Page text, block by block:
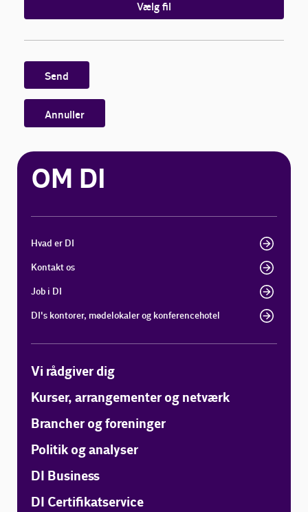
Vælg fil
Send
Annuller
OM DI
Hvad er DI
Kontakt os
Job i DI
DI's kontorer, mødelokaler og konferencehotel
Vi rådgiver dig
Kurser, arrangementer og netværk
Brancher og foreninger
Politik og analyser
DI Business
DI Certifikatservice